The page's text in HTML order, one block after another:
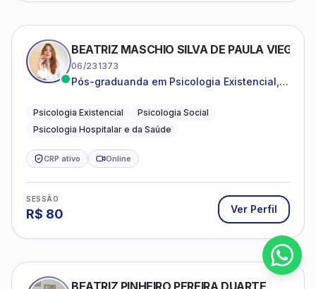
BEATRIZ MASCHIO SILVA DE PAULA VIEGAS
06/231373
Pós-graduanda em Psicologia Existencial,
da Saúde.
Psicologia Existencial
Psicologia Social
Psicologia Hospitalar e da Saúde
CRP ativo Online
SESSÃO
R$ 80 Ver Perfil
BEATRIZ PINHEIRO PEREIRA DUARTE